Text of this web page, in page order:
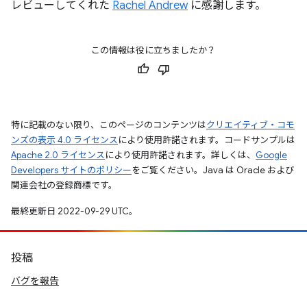
レビューしてくれた Rachel Andrewに感謝します。
この情報は役に立ちましたか？
特に記載のない限り、このページのコンテンツはクリエイティブ・コモ
ンズの表示 4.0 ライセンスにより使用許諾されます。コードサンプルは
Apache 2.0 ライセンスにより使用許諾されます。詳しくは、 Google
Developers サイトのポリシーをご覧ください。Java は Oracle および
関連会社の登録商標です。
最終更新日 2022-09-29 UTC。
投稿
バグを報告